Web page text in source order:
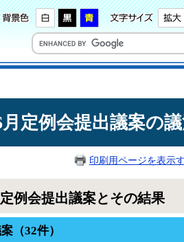
定例会提出議案の
印刷用ページを表示
例会提出議案とその結果
（32件）